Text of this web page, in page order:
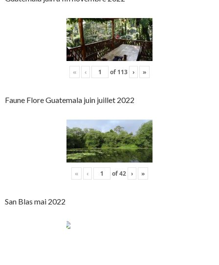
« ‹ of 113 › »
Faune Flore Guatemala juin juillet 2022
« ‹ of42 › »
San Blas mai 2022